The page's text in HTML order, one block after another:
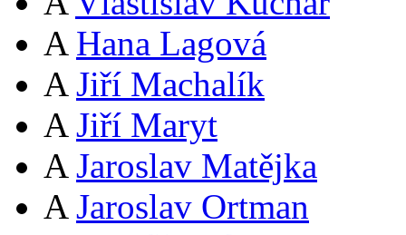
A Hana Lagová
A Jiří Machalík
A Jiří Maryt
A Jaroslav Matějka
A Jaroslav Ortman